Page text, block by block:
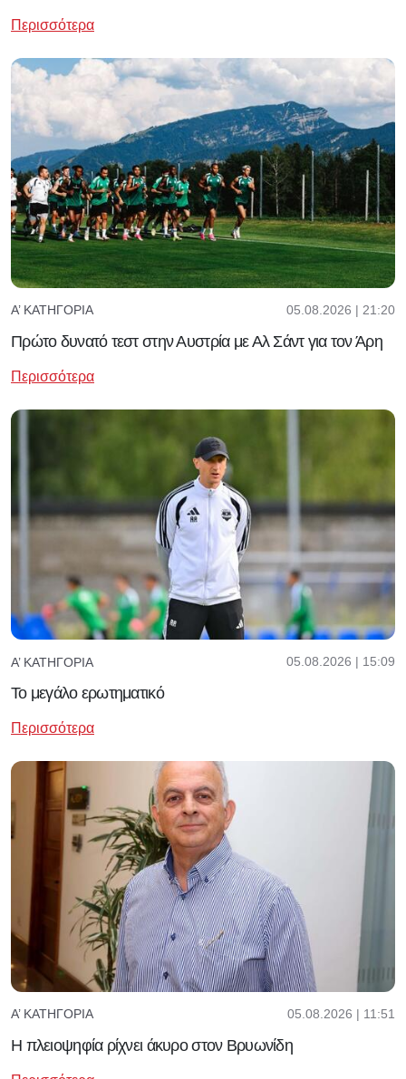
Περισσότερα
Α’ ΚΑΤΗΓΟΡΊΑ 05.08.2026 | 21:20
Πρώτο δυνατό τεστ στην Αυστρία με Αλ Σάντ για τον Άρη
Περισσότερα
Α’ ΚΑΤΗΓΟΡΊΑ 05.08.2026 | 15:09
Το μεγάλο ερωτηματικό
Περισσότερα
Α’ ΚΑΤΗΓΟΡΊΑ 05.08.2026 | 11:51
Η πλειοψηφία ρίχνει άκυρο στον Βρυωνίδη